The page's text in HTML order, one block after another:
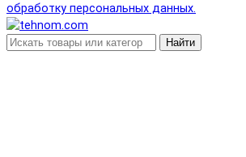
обработку персональных данных.
Найти